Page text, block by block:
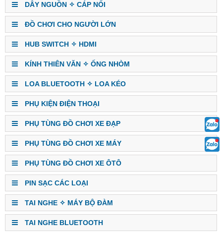
DÂY NGUỒN ✧ CÁP NỐI
ĐỒ CHƠI CHO NGƯỜI LỚN
HUB SWITCH ✧ HDMI
KÍNH THIÊN VĂN ✧ ỐNG NHÒM
LOA BLUETOOTH ✧ LOA KÉO
PHỤ KIỆN ĐIỆN THOẠI
PHỤ TÙNG ĐỒ CHƠI XE ĐẠP
PHỤ TÙNG ĐỒ CHƠI XE MÁY
PHỤ TÙNG ĐỒ CHƠI XE ÔTÔ
PIN SẠC CÁC LOẠI
TAI NGHE ✧ MÁY BỘ ĐÀM
TAI NGHE BLUETOOTH